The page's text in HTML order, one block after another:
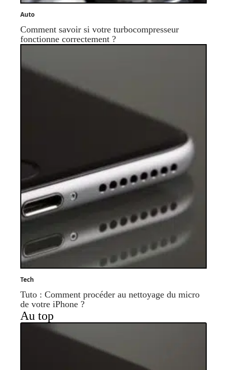
Auto
Comment savoir si votre turbocompresseur
fonctionne correctement ?
Tech
Tuto : Comment procéder au nettoyage du micro
de votre iPhone ?
Au top